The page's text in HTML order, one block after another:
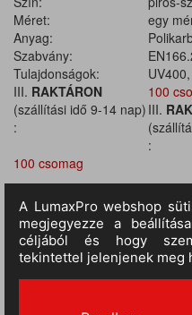
Méret:
egy
Anyag:
Szabvány:
Tulajdonságok:
III. RAKTÁRON
(szállítási idő 9-14 nap)
:
100
III.
:
100 csomag